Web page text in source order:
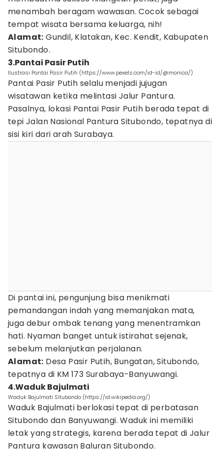
menambah beragam wawasan. Cocok sebagai
tempat wisata bersama keluarga, nih!
Alamat: Gundil, Klatakan, Kec. Kendit, Kabupaten
Situbondo.
3.Pantai Pasir Putih
Ilustrasi Pantai Pasir Putih (https://www.pexels.com/id-id/@monica/)
Pantai Pasir Putih selalu menjadi jujugan
wisatawan ketika melintasi Jalur Pantura.
Pasalnya, lokasi Pantai Pasir Putih berada tepat di
tepi Jalan Nasional Pantura Situbondo, tepatnya di
sisi kiri dari arah Surabaya.
Di pantai ini, pengunjung bisa menikmati
pemandangan indah yang memanjakan mata,
juga debur ombak tenang yang menentramkan
hati. Nyaman banget untuk istirahat sejenak,
sebelum melanjutkan perjalanan.
Alamat: Desa Pasir Putih, Bungatan, Situbondo,
tepatnya di KM 173 Surabaya-Banyuwangi.
4.Waduk Bajulmati
Waduk Bajulmati Situbondo (https://id.wikipedia.org/)
Waduk Bajulmati berlokasi tepat di perbatasan
Situbondo dan Banyuwangi. Waduk ini memiliki
letak yang strategis, karena berada tepat di Jalur
Pantura kawasan Baluran Situbondo.